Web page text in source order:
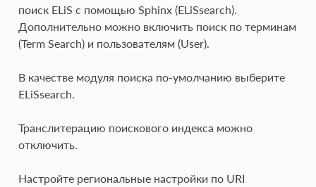
поиск ELiS с помощью Sphinx (ELiSsearch).
Дополнительно можно включить поиск по терминам
(Term Search) и пользователям (User).
В качестве модуля поиска по-умолчанию выберите
ELiSsearch.
Транслитерацию поискового индекса можно
отключить.
Настройте региональные настройки по URI